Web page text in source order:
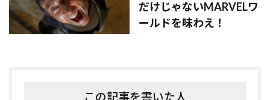
だけじゃないMARVELワ
ールドを味わえ！
この記事を書いた人